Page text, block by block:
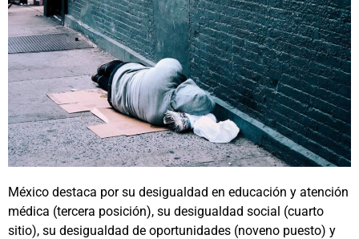
México destaca por su desigualdad en educación y atención
médica (tercera posición), su desigualdad social (cuarto
sitio), su desigualdad de oportunidades (noveno puesto) y